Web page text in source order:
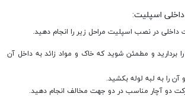
اسپلیت:
داخلی در نصب اسپلیت مراحل زیر را انجام دهید.
بردارید و مطمئن شوید که خاک و مواد زائد به داخل آن